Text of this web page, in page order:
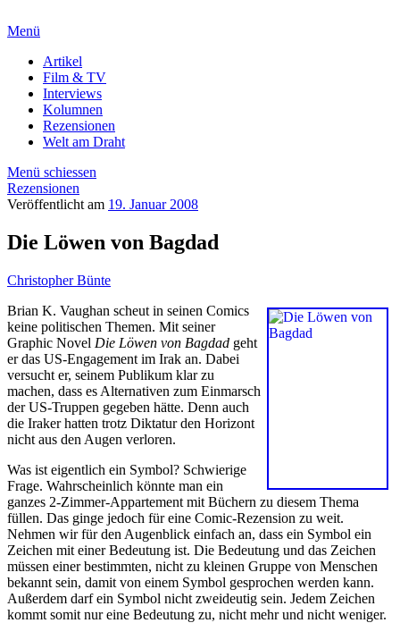
Menü
Artikel
Film & TV
Interviews
Kolumnen
Rezensionen
Welt am Draht
Menü schiessen
Rezensionen
Veröffentlicht am 19. Januar 2008
Die Löwen von Bagdad
Christopher Bünte
Brian K. Vaughan scheut in seinen Comics
keine politischen Themen. Mit seiner
Graphic Novel Die Löwen von Bagdad geht
er das US-Engagement im Irak an. Dabei
versucht er, seinem Publikum klar zu
machen, dass es Alternativen zum Einmarsch
der US-Truppen gegeben hätte. Denn auch
die Iraker hatten trotz Diktatur den Horizont
nicht aus den Augen verloren.
Was ist eigentlich ein Symbol? Schwierige
Frage. Wahrscheinlich könnte man ein
ganzes 2-Zimmer-Appartement mit Büchern zu diesem Thema
füllen. Das ginge jedoch für eine Comic-Rezension zu weit.
Nehmen wir für den Augenblick einfach an, dass ein Symbol ein
Zeichen mit einer Bedeutung ist. Die Bedeutung und das Zeichen
müssen einer bestimmten, nicht zu kleinen Gruppe von Menschen
bekannt sein, damit von einem Symbol gesprochen werden kann.
Außerdem darf ein Symbol nicht zweideutig sein. Jedem Zeichen
kommt somit nur eine Bedeutung zu, nicht mehr und nicht weniger.